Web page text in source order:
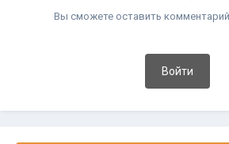
Вы сможете оставить
Войти